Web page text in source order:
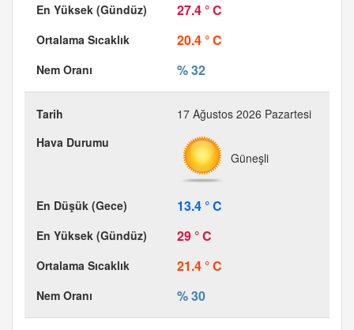
27.4 ° C
20.4 ° C
% 32
17 Ağustos 2026 Pazartesi
Güneşli
13.4 ° C
29 ° C
21.4 ° C
% 30